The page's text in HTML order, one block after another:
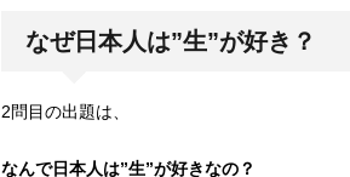
なぜ日本人は”生”が好き？
2問目の出題は、
なんで日本人は”生”が好きなの？